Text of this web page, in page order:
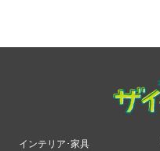
インテリア･家具